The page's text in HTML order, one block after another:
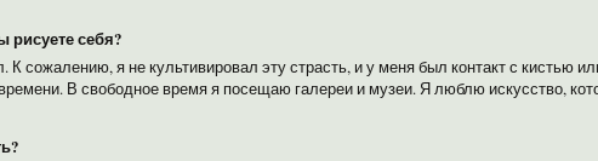
рисуете себя?
сожалению, я не культивировал эту страсть, и у меня был контакт с кистью
В свободное время я посещаю галереи и музеи. Я люблю искусство,